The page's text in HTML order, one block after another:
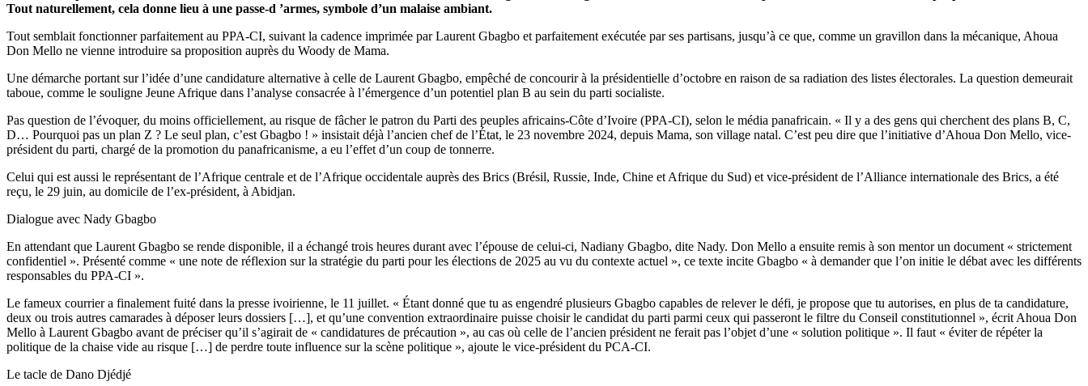
Tout naturellement, cela donne lieu à une passe-d ’armes, symbole d’un malaise ambiant.
Tout semblait fonctionner parfaitement au PPA-CI, suivant la cadence imprimée par Laurent Gbagbo et parfaitement exécutée par ses partisans, jusqu’à ce que, comme un gravillon dans la mécanique, Ahoua
Don Mello ne vienne introduire sa proposition auprès du Woody de Mama.
Une démarche portant sur l’idée d’une candidature alternative à celle de Laurent Gbagbo, empêché de concourir à la présidentielle d’octobre en raison de sa radiation des listes électorales. La question demeurait
taboue, comme le souligne Jeune Afrique dans l’analyse consacrée à l’émergence d’un potentiel plan B au sein du parti socialiste.
Pas question de l’évoquer, du moins officiellement, au risque de fâcher le patron du Parti des peuples africains-Côte d’Ivoire (PPA-CI), selon le média panafricain. « Il y a des gens qui cherchent des plans B, C,
D… Pourquoi pas un plan Z ? Le seul plan, c’est Gbagbo ! » insistait déjà l’ancien chef de l’État, le 23 novembre 2024, depuis Mama, son village natal. C’est peu dire que l’initiative d’Ahoua Don Mello, vice-
président du parti, chargé de la promotion du panafricanisme, a eu l’effet d’un coup de tonnerre.
Celui qui est aussi le représentant de l’Afrique centrale et de l’Afrique occidentale auprès des Brics (Brésil, Russie, Inde, Chine et Afrique du Sud) et vice-président de l’Alliance internationale des Brics, a été
reçu, le 29 juin, au domicile de l’ex-président, à Abidjan.
Dialogue avec Nady Gbagbo
En attendant que Laurent Gbagbo se rende disponible, il a échangé trois heures durant avec l’épouse de celui-ci, Nadiany Gbagbo, dite Nady. Don Mello a ensuite remis à son mentor un document « strictement
confidentiel ». Présenté comme « une note de réflexion sur la stratégie du parti pour les élections de 2025 au vu du contexte actuel », ce texte incite Gbagbo « à demander que l’on initie le débat avec les différents
responsables du PPA-CI ».
Le fameux courrier a finalement fuité dans la presse ivoirienne, le 11 juillet. « Étant donné que tu as engendré plusieurs Gbagbo capables de relever le défi, je propose que tu autorises, en plus de ta candidature,
deux ou trois autres camarades à déposer leurs dossiers […], et qu’une convention extraordinaire puisse choisir le candidat du parti parmi ceux qui passeront le filtre du Conseil constitutionnel », écrit Ahoua Don
Mello à Laurent Gbagbo avant de préciser qu’il s’agirait de « candidatures de précaution », au cas où celle de l’ancien président ne ferait pas l’objet d’une « solution politique ». Il faut « éviter de répéter la
politique de la chaise vide au risque […] de perdre toute influence sur la scène politique », ajoute le vice-président du PCA-CI.
Le tacle de Dano Djédjé